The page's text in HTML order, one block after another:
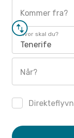
Kommer fra?
Hvor skal du?
Tenerife
Når?